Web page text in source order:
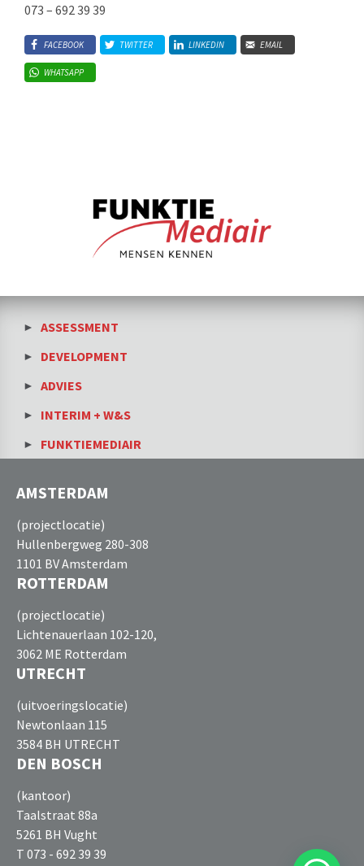
073 – 692 39 39
FACEBOOK TWITTER LINKEDIN EMAIL
WHATSAPP
ASSESSMENT
DEVELOPMENT
ADVIES
INTERIM + W&S
FUNKTIEMEDIAIR
AMSTERDAM
(projectlocatie)
Hullenbergweg 280-308
1101 BV Amsterdam
ROTTERDAM
(projectlocatie)
Lichtenauerlaan 102-120,
3062 ME Rotterdam
UTRECHT
(uitvoeringslocatie)
Newtonlaan 115
3584 BH UTRECHT
DEN BOSCH
(kantoor)
Taalstraat 88a
5261 BH Vught
T 073 - 692 39 39